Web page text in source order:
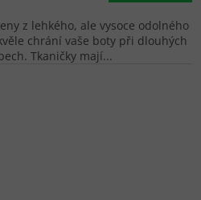
z lehkého, ale vysoce odolného
chrání vaše boty při dlouhých
Tkaničky mají...